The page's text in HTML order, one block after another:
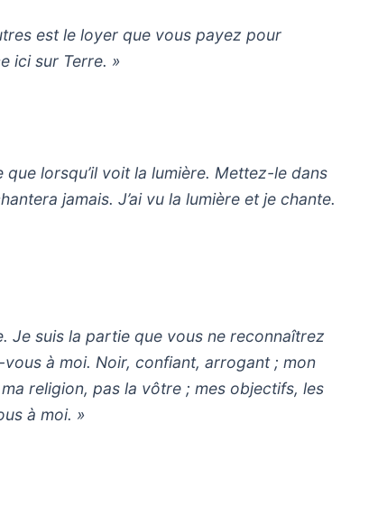
est le loyer que vous payez pour
ici sur Terre. »
que lorsqu’il voit la lumière. Mettez-le dans
jamais. J’ai vu la lumière et je chante.
Je suis la partie que vous ne reconnaîtrez
à moi. Noir, confiant, arrogant ; mon
religion, pas la vôtre ; mes objectifs, les
à moi. »